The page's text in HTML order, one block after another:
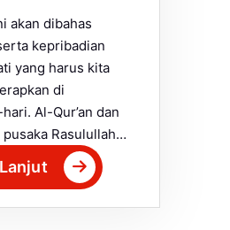
akan dibahas
kepribadian
yang harus kita
di
Al-Qur’an dan
Rasulullah…